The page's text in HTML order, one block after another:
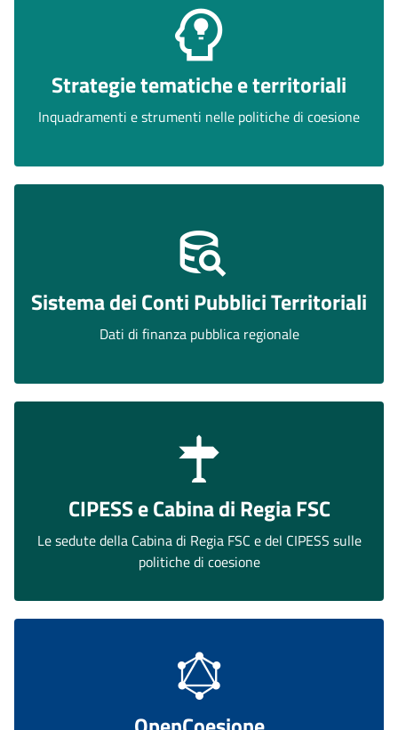
Strategie tematiche e territoriali
Inquadramenti e strumenti nelle politiche di coesione
Sistema dei Conti Pubblici Territoriali
Dati di finanza pubblica regionale
CIPESS e Cabina di Regia FSC
Le sedute della Cabina di Regia FSC e del CIPESS sulle
politiche di coesione